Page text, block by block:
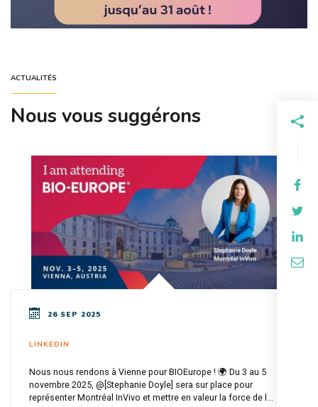
ACTUALITÉS
Nous vous suggérons
26 SEP 2025
LINKEDIN
Nous nous rendons à Vienne pour BIOEurope ! 🌍 Du 3 au 5
novembre 2025, @[Stephanie Doyle] sera sur place pour
représenter Montréal InVivo et mettre en valeur la force de l...